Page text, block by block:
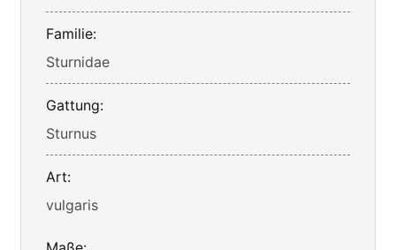
Familie:
Sturnidae
Gattung:
Sturnus
Art:
vulgaris